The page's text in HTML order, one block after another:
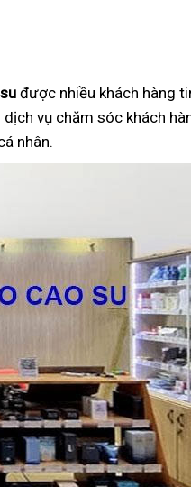
được nhiều khách hàng
vụ chăm sóc khách
nhân.